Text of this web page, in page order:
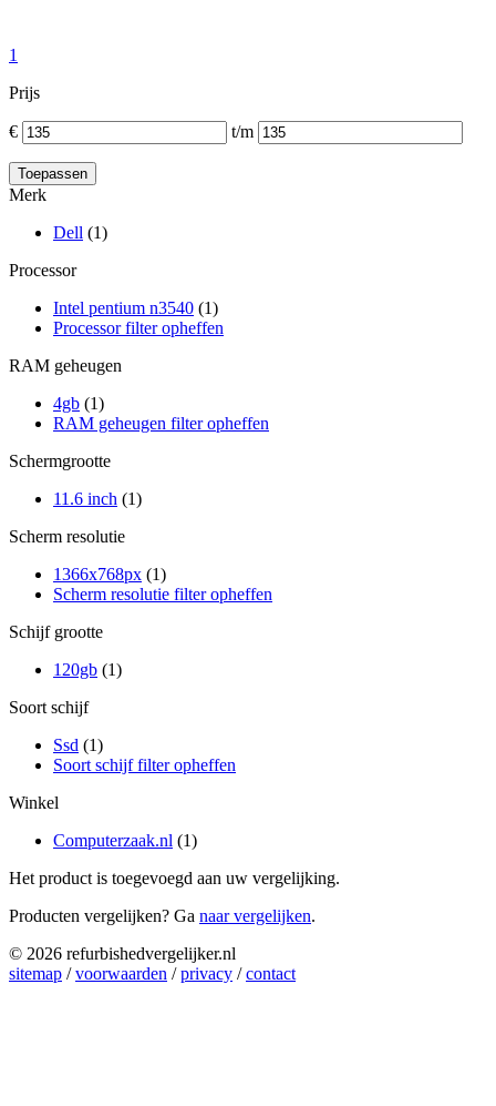
1
Prijs
€ t/m
Merk
Dell (1)
Processor
Intel pentium n3540 (1)
Processor filter opheffen
RAM geheugen
4gb (1)
RAM geheugen filter opheffen
Schermgrootte
11.6 inch (1)
Scherm resolutie
1366x768px (1)
Scherm resolutie filter opheffen
Schijf grootte
120gb (1)
Soort schijf
Ssd (1)
Soort schijf filter opheffen
Winkel
Computerzaak.nl (1)
Het product is toegevoegd aan uw vergelijking.
Producten vergelijken? Ga naar vergelijken.
© 2026 refurbishedvergelijker.nl
sitemap /voorwaarden /privacy /contact